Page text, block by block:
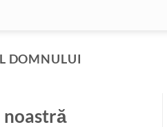
DOMNULUI
noastră